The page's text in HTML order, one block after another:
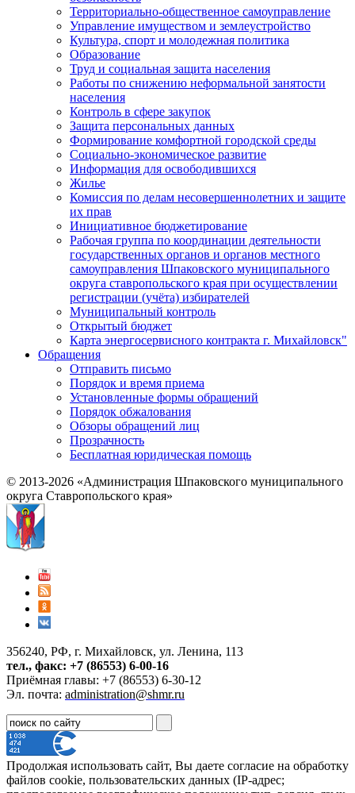
Территориально-общественное самоуправление
Управление имуществом и землеустройство
Культура, спорт и молодежная политика
Образование
Труд и социальная защита населения
Работы по снижению неформальной занятости
населения
Контроль в сфере закупок
Защита персональных данных
Формирование комфортной городской среды
Социально-экономическое развитие
Информация для освободившихся
Жилье
Комиссия по делам несовершеннолетних и защите
их прав
Инициативное бюджетирование
Рабочая группа по координации деятельности
государственных органов и органов местного
самоуправления Шпаковского муниципального
округа ставропольского края при осуществлении
регистрации (учёта) избирателей
Муниципальный контроль
Открытый бюджет
Карта энергосервисного контракта г. Михайловск"
Обращения
Отправить письмо
Порядок и время приема
Установленные формы обращений
Порядок обжалования
Обзоры обращений лиц
Прозрачность
Бесплатная юридическая помощь
© 2013-2026 «Администрация Шпаковского муниципального
округа Ставропольского края»
356240, РФ, г. Михайловск, ул. Ленина, 113
тел., факс: +7 (86553) 6-00-16
Приёмная главы: +7 (86553) 6-30-12
Эл. почта: administration@shmr.ru
Продолжая использовать сайт, Вы даете согласие на обработку
файлов cookie, пользовательских данных (IP-адрес;